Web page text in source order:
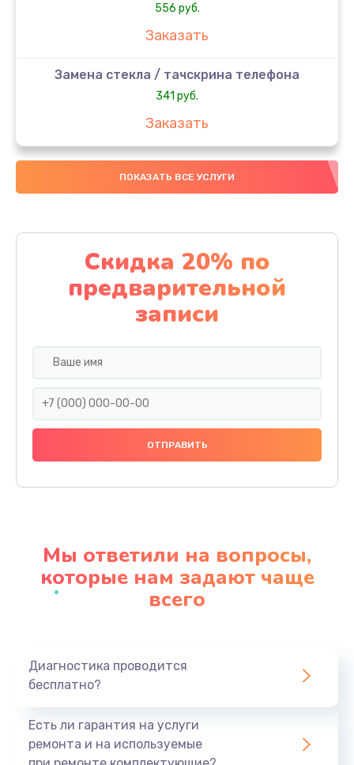
556 руб.
Заказать
Замена стекла / тачскрина телефона
341 руб.
Заказать
Замена контроллера питания телефона
273 руб.
Замена вибромотора телефона
332 руб.
Заказать
Замена аудиокодека телефона
666 руб.
Заказать
Замена процессора телефона
Восстановление данных телефона
Заказать
ПОКАЗАТЬ ВСЕ УСЛУГИ
Скидка 20% по
предварительной
записи
Мы ответили на вопросы,
которые нам задают чаще
всего
Диагностика проводится
бесплатно?
Есть ли гарантия на услуги
ремонта и на используемые